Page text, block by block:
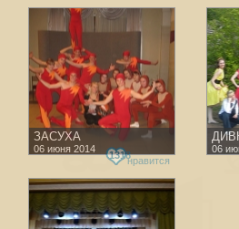
ЗАСУХА
06 июня 2014
1318нравится
06